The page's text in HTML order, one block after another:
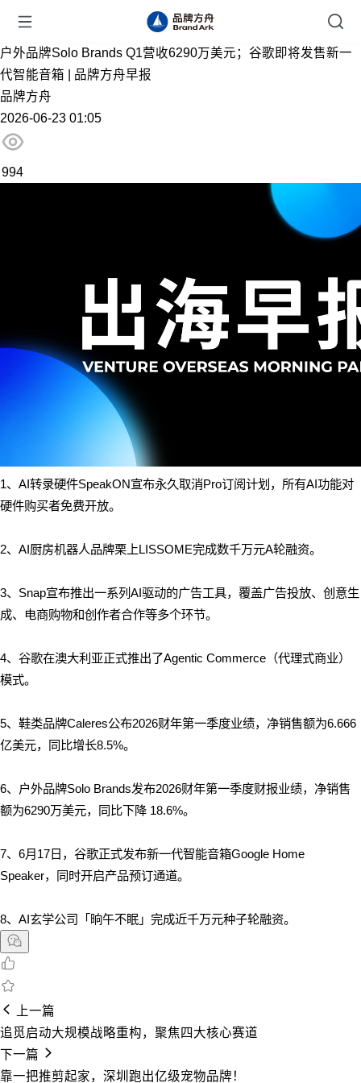
户外品牌Solo Brands Q1营收6290万美元；谷歌即将发售新一
代智能音箱 | 品牌方舟早报
品牌方舟
2026-06-23 01:05
994
1、AI转录硬件SpeakON宣布永久取消Pro订阅计划，所有AI功能对
硬件购买者免费开放。
2、AI厨房机器人品牌栗上LISSOME完成数千万元A轮融资。
3、Snap宣布推出一系列AI驱动的广告工具，覆盖广告投放、创意生
成、电商购物和创作者合作等多个环节。
4、 谷歌在澳大利亚正式推出了Agentic Commerce（代理式商业）
模式。
5、 鞋类品牌Caleres公布2026财年第一季度业绩，净销售额为6.666
亿美元，同比增长8.5%。
6、 户外品牌Solo Brands发布2026财年第一季度财报业绩，净销售
额为6290万美元，同比下降 18.6%。
7、 6月17日，谷歌正式发布新一代智能音箱Google Home
Speaker，同时开启产品预订通道。
8、AI玄学公司「晌午不眠」完成近千万元种子轮融资。
上一篇
追觅启动大规模战略重构，聚焦四大核心赛道
下一篇
靠一把推剪起家，深圳跑出亿级宠物品牌！